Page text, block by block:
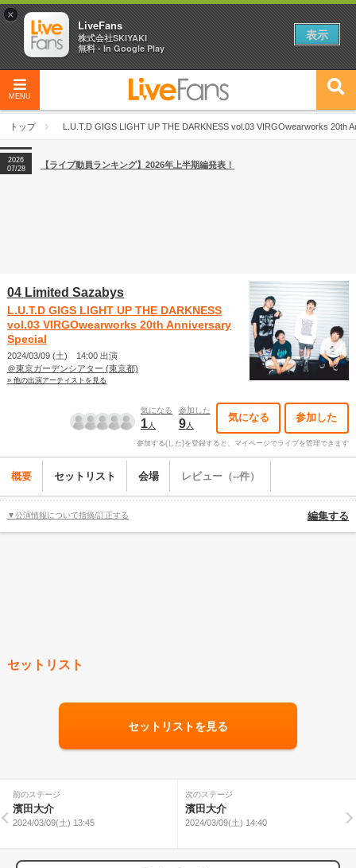
MENU
トップ L.U.T.D GIGS LIGHT UP THE DARKNESS vol.03 VIRGOwearworks 20th
04/27
【フェス特集2026】フェス情報はここから！
2026
07/28
2026
【フェス特集2026】フェス情報はここから！
2026
07/28
【ライブ動員ランキング】2026年上半期編発表！
04 Limited Sazabys
L.U.T.D GIGS LIGHT UP THE DARKNESS
vol.03 VIRGOwearworks 20th Anniversary
Special
2024/03/09 (土) 14:00 出演
＠東京ガーデンシアター (東京都)
» 他の出演アーティストを見る
気になる
1人
参加した
9人
気になる 参加した
参加する(した)を登録すると、マイページでライブを管理できます
概要 セットリスト 会場 レビュー（--件）
▼公演情報について指摘/訂正する 編集する
セットリスト
セットリストを見る
前のステージ
濱田大介
2024/03/09(土) 13:45
次のステージ
濱田大介
2024/03/09(土) 14:40
×
LiveFans
株式会社SKIYAKI
無料 - In Google Play
表示